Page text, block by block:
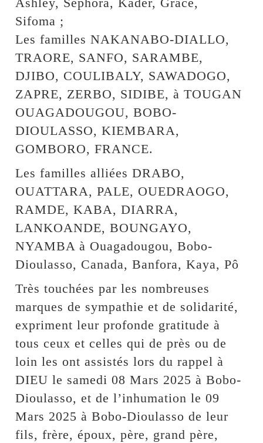
Sifoma ;
Les familles NAKANABO-DIALLO,
TRAORE, SANFO, SARAMBE,
DJIBO, COULIBALY, SAWADOGO,
ZAPRE, ZERBO, SIDIBE, à TOUGAN
OUAGADOUGOU, BOBO-
DIOULASSO, KIEMBARA,
GOMBORO, FRANCE.
Les familles alliées DRABO,
OUATTARA, PALE, OUEDRAOGO,
RAMDE, KABA, DIARRA,
LANKOANDE, BOUNGAYO,
NYAMBA à Ouagadougou, Bobo-
Dioulasso, Canada, Banfora, Kaya, Pô
Très touchées par les nombreuses
marques de sympathie et de solidarité,
expriment leur profonde gratitude à
tous ceux et celles qui de près ou de
loin les ont assistés lors du rappel à
DIEU le samedi 08 Mars 2025 à Bobo-
Dioulasso, et de l’inhumation le 09
Mars 2025 à Bobo-Dioulasso de leur
fils, frère, époux, père, grand père,